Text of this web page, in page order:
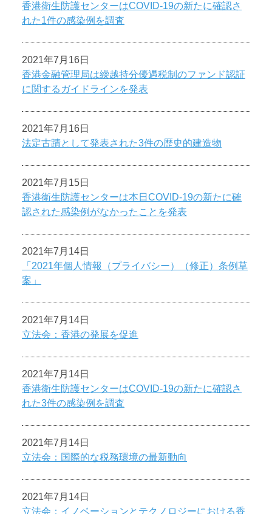
香港衛生防護センターはCOVID-19の新たに確認さ
れた1件の感染例を調査
2021年7月16日
香港金融管理局は繰越持分優遇税制のファンド認証
に関するガイドラインを発表
2021年7月16日
法定古蹟として発表された3件の歴史的建造物
2021年7月15日
香港衛生防護センターは本日COVID-19の新たに確
認された感染例がなかったことを発表
2021年7月14日
「2021年個人情報（プライバシー）（修正）条例草
案」
2021年7月14日
立法会：香港の発展を促進
2021年7月14日
香港衛生防護センターはCOVID-19の新たに確認さ
れた3件の感染例を調査
2021年7月14日
立法会：国際的な税務環境の最新動向
2021年7月14日
立法会：イノベーションとテクノロジーにおける香